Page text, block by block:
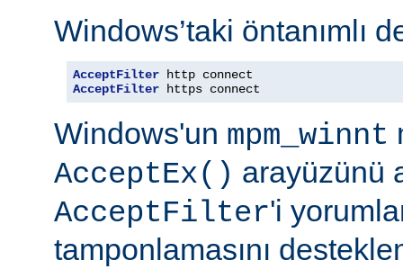
Windows’taki öntanımlı
AcceptFilter
AcceptFilter https connect
Windows'un mpm_winnt
AcceptEx() arayüzünü
AcceptFilter'i
tamponlamasını